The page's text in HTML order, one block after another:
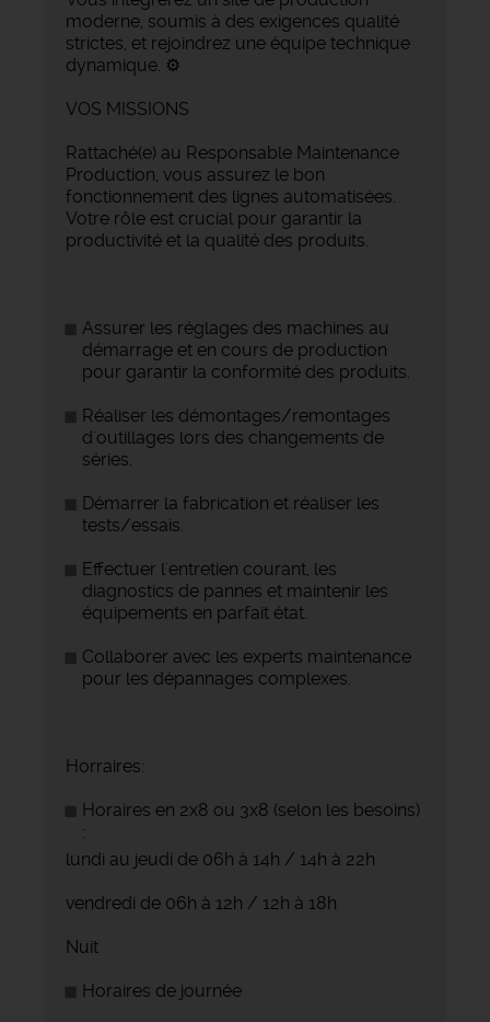
moderne, soumis à des exigences qualité
strictes, et rejoindrez une équipe technique
dynamique. ⚙️
VOS MISSIONS
Rattaché(e) au Responsable Maintenance
Production, vous assurez le bon
fonctionnement des lignes automatisées.
Votre rôle est crucial pour garantir la
productivité et la qualité des produits.
Assurer les réglages des machines au
démarrage et en cours de production
pour garantir la conformité des produits.
Réaliser les démontages/remontages
d'outillages lors des changements de
séries.
Démarrer la fabrication et réaliser les
tests/essais.
Effectuer l'entretien courant, les
diagnostics de pannes et maintenir les
équipements en parfait état.
Collaborer avec les experts maintenance
pour les dépannages complexes.
Horraires:
Horaires en 2x8 ou 3x8 (selon les besoins)
:
lundi au jeudi de 06h à 14h / 14h à 22h
vendredi de 06h à 12h / 12h à 18h
Nuit
Horaires de journée